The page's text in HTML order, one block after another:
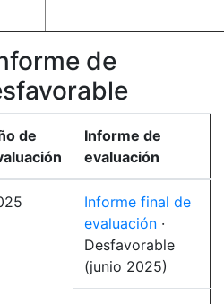
de
de
Informe de
evaluación
Informe final de
evaluación ·
Desfavorable
(junio 2025)